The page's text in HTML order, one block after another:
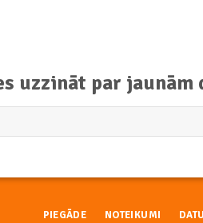
uzzināt par jaunām
PIEGĀDE NOTEIKUMI